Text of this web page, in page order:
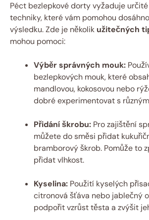
Péct bezlepkové dorty vyžaduje
techniky, které vám pomohou
výsledku. Zde je několik užitečných
mohou‍ pomoci:
Výběr‍ správných mouk:
bezlepkových‍ mouk, které
mandlovou,‌ kokosovou nebo
dobré⁣ experimentovat s
Přidání škrobu: Pro zajištění⁤
můžete do směsi přidat
bramborový škrob. ‌Pomůže to
přidat‍ vlhkost.
Kyselina: Použití ‌kyselých
citronová šťáva ​nebo jablečný‍
podpořit‌ vzrůst těsta​ a zvýšit